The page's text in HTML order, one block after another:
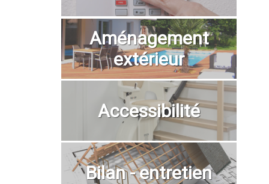
Aménagement
extérieur
Accessibilité
Bilan - entretien